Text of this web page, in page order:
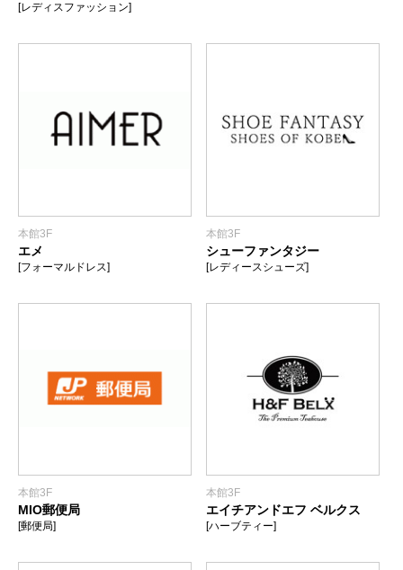
[レディスファッション]
本館3F
エメ
[フォーマルドレス]
本館3F
シューファンタジー
[レディースシューズ]
本館3F
MIO郵便局
[郵便局]
本館3F
エイチアンドエフ ベルクス
[ハーブティー]